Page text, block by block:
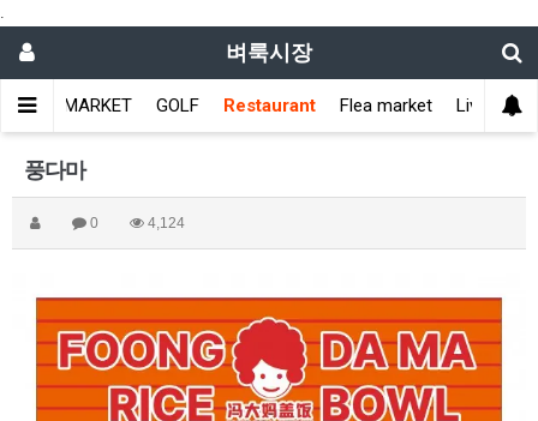
.
벼룩시장
메인 MARKET GOLF Restaurant Flea market Living info
풍다마
0 4,124